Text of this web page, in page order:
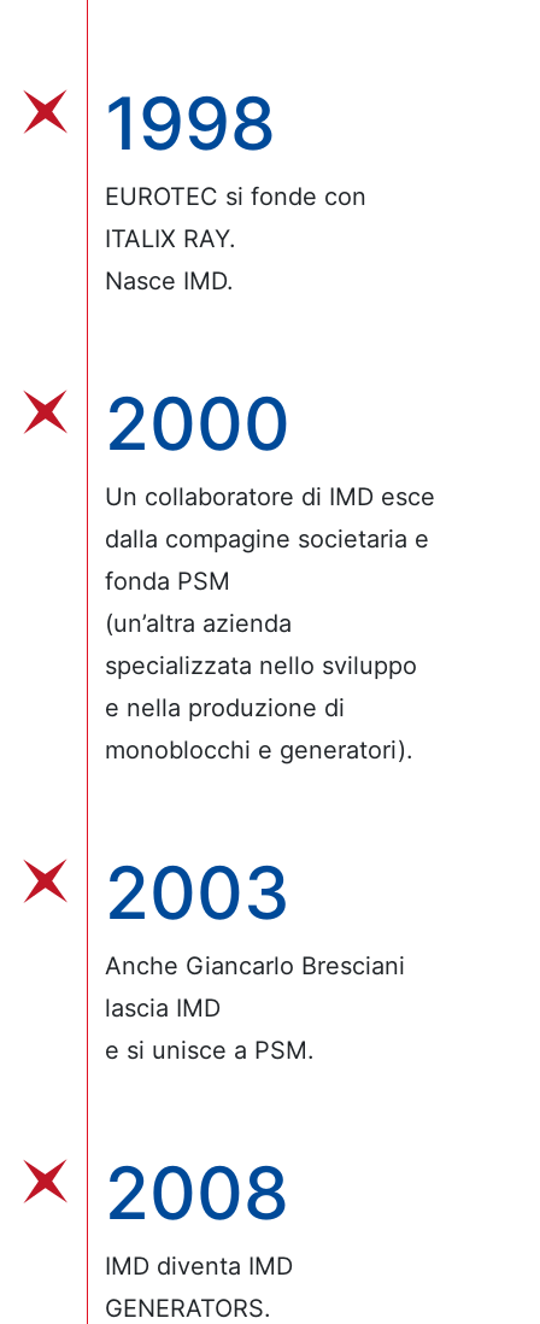
1998
EUROTEC si fonde con
ITALIX RAY.
Nasce IMD.
2000
Un collaboratore di IMD esce
dalla compagine societaria e
fonda PSM
(un’altra azienda
specializzata nello sviluppo
e nella produzione di
monoblocchi e generatori).
2003
Anche Giancarlo Bresciani
lascia IMD
e si unisce a PSM.
2008
IMD diventa IMD
GENERATORS.